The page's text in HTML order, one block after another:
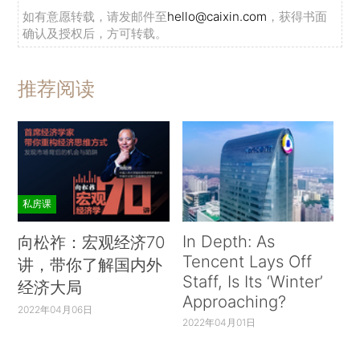
如有意愿转载，请发邮件至hello@caixin.com ，获得书面
确认及授权后，方可转载。
推荐阅读
私房课
向松祚：宏观经济70
讲，带你了解国内外
经济大局
2022年04月06日
In Depth: As
Tencent Lays Off
Staff, Is Its ‘Winter’
Approaching?
2022年04月01日